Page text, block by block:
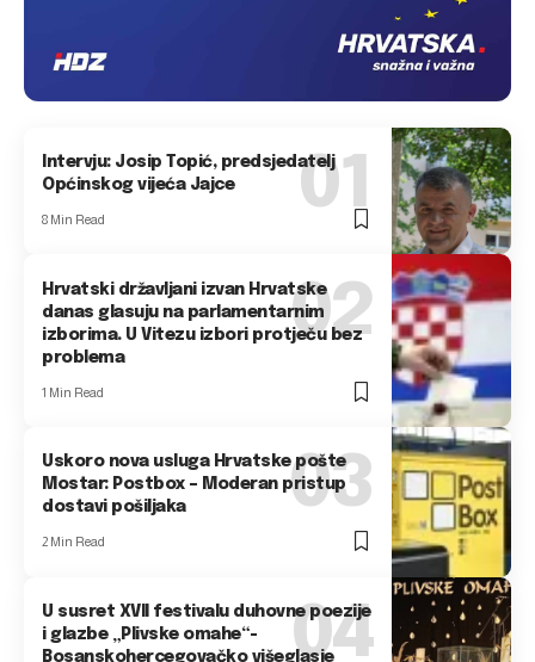
Intervju: Josip Topić, predsjedatelj
Općinskog vijeća Jajce
8 Min Read
Hrvatski državljani izvan Hrvatske
danas glasuju na parlamentarnim
izborima. U Vitezu izbori protječu bez
problema
1 Min Read
Uskoro nova usluga Hrvatske pošte
Mostar: Postbox – Moderan pristup
dostavi pošiljaka
2 Min Read
U susret XVII festivalu duhovne poezije
i glazbe „Plivske omahe“-
Bosanskohercegovačko višeglasje